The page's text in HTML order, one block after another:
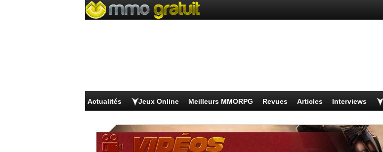
Actualités Jeux Online Meilleurs MMORPG Revues Articles Interviews